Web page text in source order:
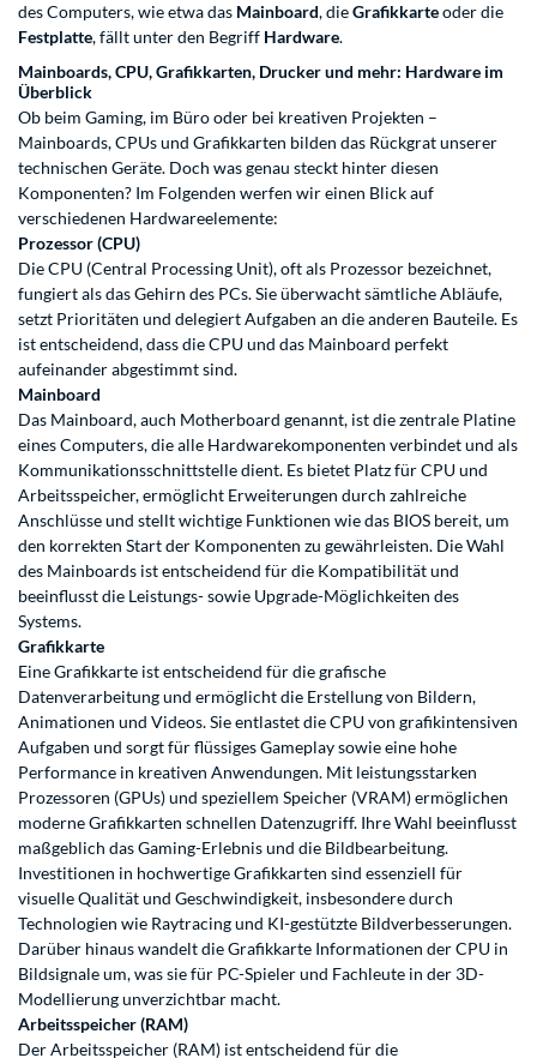
des Computers, wie etwa das Mainboard, dieGrafikkarteoder die
Festplatte, fällt unter den Begriff Hardware.
Mainboards, CPU, Grafikkarten, Drucker und mehr: Hardware im
Überblick
Ob beim Gaming, im Büro oder bei kreativen Projekten –
Mainboards, CPUs und Grafikkarten bilden das Rückgrat unserer
technischen Geräte. Doch was genau steckt hinter diesen
Komponenten? Im Folgenden werfen wir einen Blick auf
verschiedenen Hardwareelemente:
Prozessor (CPU)
Die CPU (Central Processing Unit), oft als Prozessor bezeichnet,
fungiert als das Gehirn des PCs. Sie überwacht sämtliche Abläufe,
setzt Prioritäten und delegiert Aufgaben an die anderen Bauteile. Es
ist entscheidend, dass die CPU und das Mainboard perfekt
aufeinander abgestimmt sind.
Mainboard
Das Mainboard, auch Motherboard genannt, ist die zentrale Platine
eines Computers, die alle Hardwarekomponenten verbindet und als
Kommunikationsschnittstelle dient. Es bietet Platz für CPU und
Arbeitsspeicher, ermöglicht Erweiterungen durch zahlreiche
Anschlüsse und stellt wichtige Funktionen wie das BIOS bereit, um
den korrekten Start der Komponenten zu gewährleisten. Die Wahl
des Mainboards ist entscheidend für die Kompatibilität und
beeinflusst die Leistungs- sowie Upgrade-Möglichkeiten des
Systems.
Grafikkarte
Eine Grafikkarte ist entscheidend für die grafische
Datenverarbeitung und ermöglicht die Erstellung von Bildern,
Animationen und Videos. Sie entlastet die CPU von grafikintensiven
Aufgaben und sorgt für flüssiges Gameplay sowie eine hohe
Performance in kreativen Anwendungen. Mit leistungsstarken
Prozessoren (GPUs) und speziellem Speicher (VRAM) ermöglichen
moderne Grafikkarten schnellen Datenzugriff. Ihre Wahl beeinflusst
maßgeblich das Gaming-Erlebnis und die Bildbearbeitung.
Investitionen in hochwertige Grafikkarten sind essenziell für
visuelle Qualität und Geschwindigkeit, insbesondere durch
Technologien wie Raytracing und KI-gestützte Bildverbesserungen.
Darüber hinaus wandelt die Grafikkarte Informationen der CPU in
Bildsignale um, was sie für PC-Spieler und Fachleute in der 3D-
Modellierung unverzichtbar macht.
Arbeitsspeicher (RAM)
Der Arbeitsspeicher (RAM) ist entscheidend für die